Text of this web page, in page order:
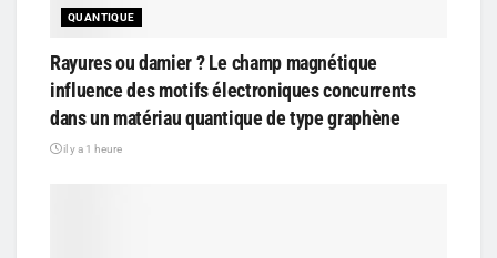
QUANTIQUE
Rayures ou damier ? Le champ magnétique
influence des motifs électroniques concurrents
dans un matériau quantique de type graphène
il y a 1 heure